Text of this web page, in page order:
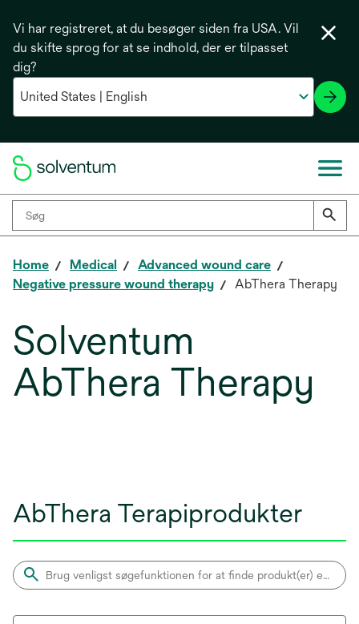
Vi har registreret, at du besøger siden fra USA. Vil
du skifte sprog for at se indhold, der er tilpasset
dig?
Home Medical
Advanced wound care
Negative pressure wound therapy
AbThera Therapy
Solventum
AbThera Therapy
AbThera Terapiprodukter